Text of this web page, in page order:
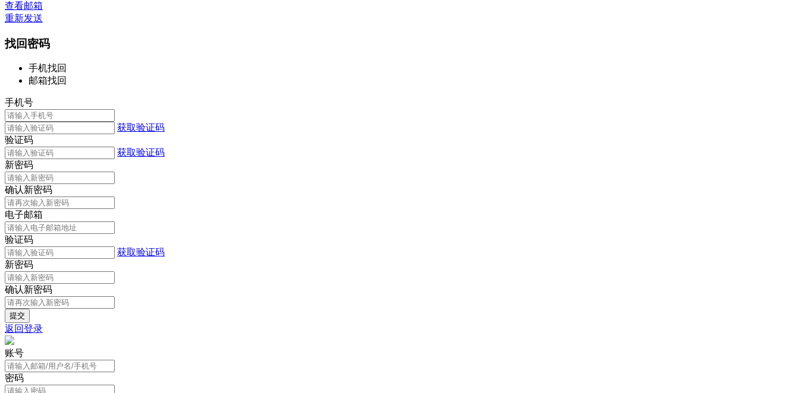
查看邮箱
重新发送
找回密码
手机找回
邮箱找回
手机号
获取验证码
验证码
获取验证码
新密码
确认新密码
电子邮箱
验证码
获取验证码
新密码
确认新密码
返回登录
账号
密码